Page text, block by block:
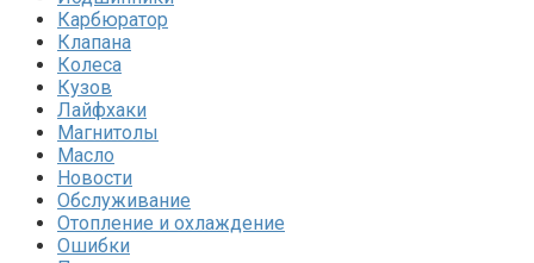
Карбюратор
Клапана
Колеса
Кузов
Лайфхаки
Магнитолы
Масло
Новости
Обслуживание
Отопление и охлаждение
Ошибки